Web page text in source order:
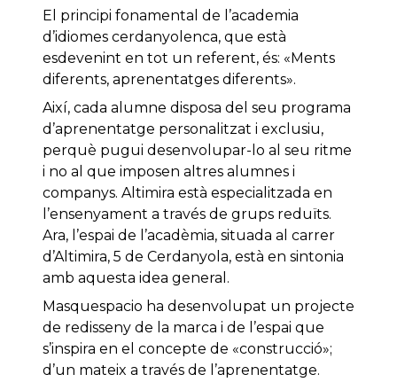
El principi fonamental de l’academia
d’idiomes cerdanyolenca, que està
esdevenint en tot un referent, és: «Ments
diferents, aprenentatges diferents».
Així, cada alumne disposa del seu programa
d’aprenentatge personalitzat i exclusiu,
perquè pugui desenvolupar-lo al seu ritme
i no al que imposen altres alumnes i
companys. Altimira està especialitzada en
l’ensenyament a través de grups reduïts.
Ara, l’espai de l’acadèmia, situada al carrer
d’Altimira, 5 de Cerdanyola, està en sintonia
amb aquesta idea general.
Masquespacio ha desenvolupat un projecte
de redisseny de la marca i de l’espai que
s’inspira en el concepte de «construcció»;
d’un mateix a través de l’aprenentatge.